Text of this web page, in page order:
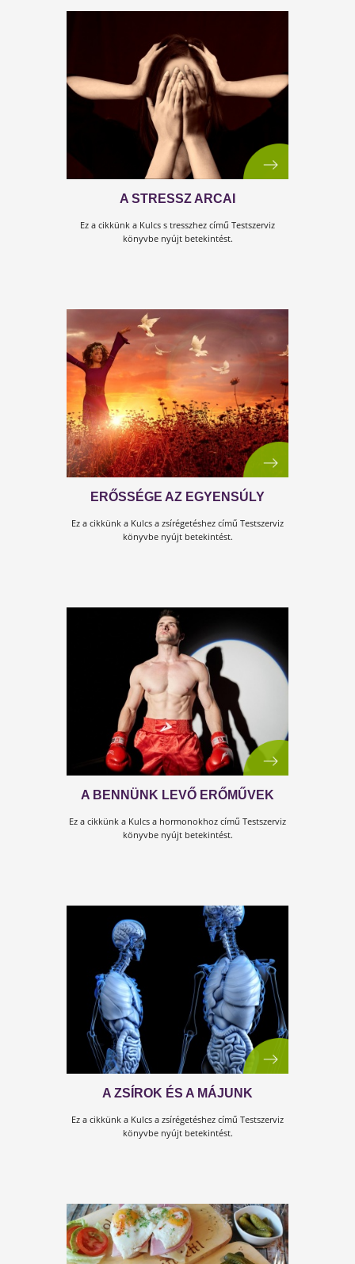
TITKOS BELSŐ KÉSZTETÉSEK,
AVAGY AZ ELLENÁLLHATATLAN
ÖRDÖGI SUGALLAT…
Ez a cikk a Kulcs a zsírégetéshez című Testszerviz
Ez a cikk a Cél a 100 év! című Testszerviz könyvbe nyújt
ÉBER VÉDELEM
Ez a cikk a Kulcs a testhez című Testszerviz könyvbe
betekeintést.